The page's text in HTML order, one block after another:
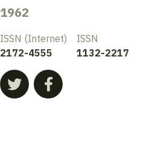
1962
ISSN (Internet)
2172-4555
ISSN
1132-2217